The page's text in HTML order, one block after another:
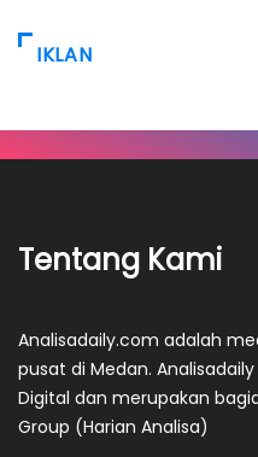
IKLAN
Tentang Kami
Analisadaily.com adalah
pusat di Medan.
Digital dan merupakan
Group (Harian Analisa)